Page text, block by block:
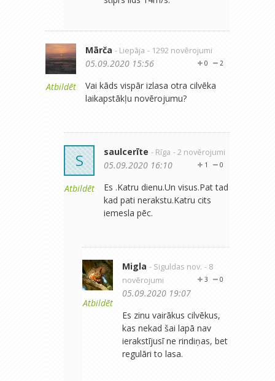
Atbildēt
Mārča - Liepāja - 1292 novērojumi
2
0
05.09.2020 15:56
Vai kāds vispār izlasa otra cilvēka
laikapstākļu novērojumu?
S
Atbildēt
saulcerīte - Rīga - 2 novērojumi
0
1
05.09.2020 16:10
Es .Katru dienu.Un visus.Pat tad
kad pati nerakstu.Katru cits
iemesla pēc.
Atbildēt
Migla - Siguldas nov. - 8
novērojumi
0
3
05.09.2020 19:07
Es zinu vairākus cilvēkus,
kas nekad šai lapā nav
ierakstījusī ne rindiņas, bet
regulāri to lasa.